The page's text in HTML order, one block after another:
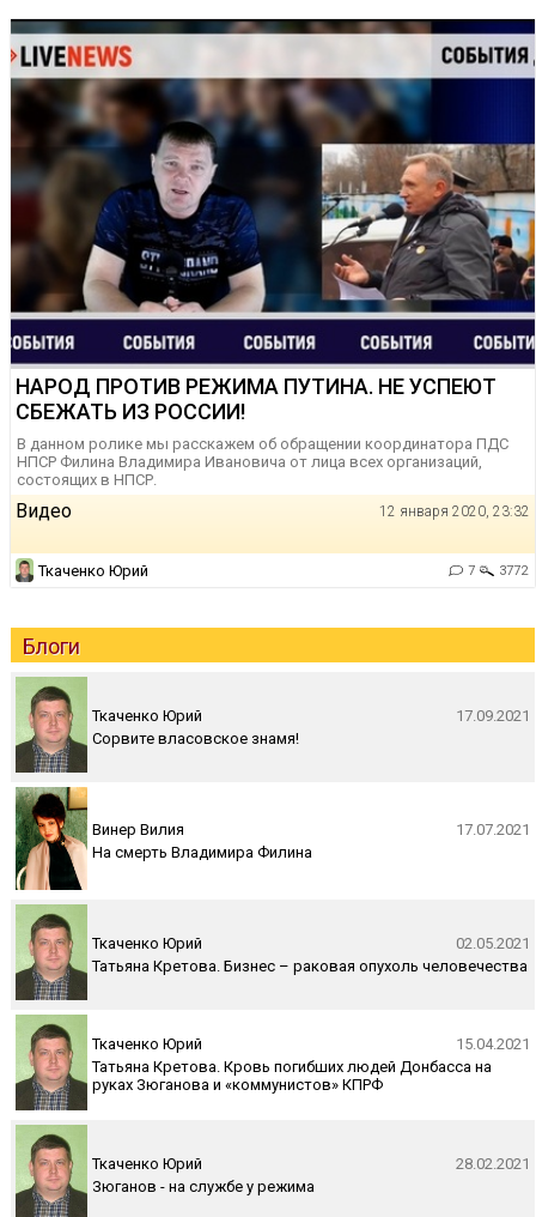
НАРОД ПРОТИВ РЕЖИМА ПУТИНА. НЕ УСПЕЮТ
СБЕЖАТЬ ИЗ РОССИИ!
В данном ролике мы расскажем об обращении координатора ПДС
НПСР Филина Владимира Ивановича от лица всех организаций,
состоящих в НПСР.
Видео 12 января 2020, 23:32
Ткаченко Юрий 7 3772
Блоги
Ткаченко Юрий
17.09.2021
Сорвите власовское знамя!
Винер Вилия
17.07.2021
На смерть Владимира Филина
Ткаченко Юрий
02.05.2021
Татьяна Кретова. Бизнес – раковая опухоль человечества
Ткаченко Юрий
15.04.2021
Татьяна Кретова. Кровь погибших людей Донбасса на
руках Зюганова и «коммунистов» КПРФ
Ткаченко Юрий
28.02.2021
Зюганов - на службе у режима